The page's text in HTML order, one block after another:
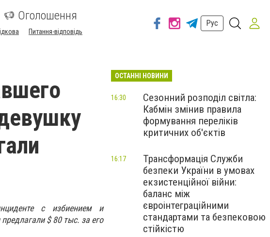
Оголошення
Питання-відповідь
Рус
с избиением и
$ 80 тыс. за его
ОСТАННІ НОВИНИ
Сезонний розподіл світла:
Кабмін змінив правила
формування переліків
критичних об'єктів
16:30
Трансформація Служби
безпеки України в умовах
екзистенційної війни:
баланс між
євроінтеграційними
стандартами та безпековою
стійкістю
16:17